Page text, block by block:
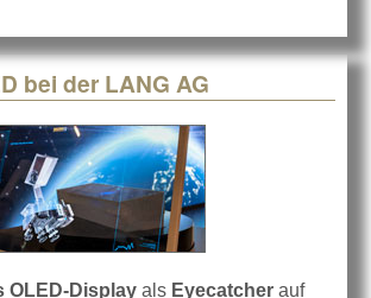
bei der LANG AG
OLED-Display als Eyecatcher auf